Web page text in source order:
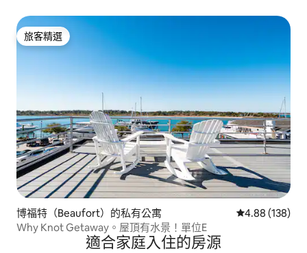
旅客精選
旅客精選
博福特（Beaufort）的私有公寓 從 138 則評價
4.88 (138)
Why Knot Getaway。屋頂有水景！單位E
適合家庭入住的房源